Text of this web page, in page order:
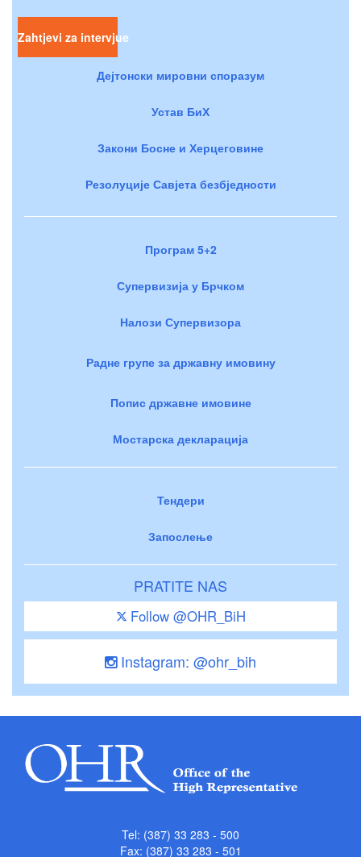
Zahtjevi za intervjue
Дејтонски мировни споразум
Устав БиХ
Закони Босне и Херцеговине
Резолуције Савјета безбједности
Програм 5+2
Супервизија у Брчком
Налози Супервизора
Радне групе за државну имовину
Попис државне имовине
Мостарска декларација
Тендери
Запослење
PRATITE NAS
Follow @OHR_BiH
Instagram: @ohr_bih
Tel: (387) 33 283 - 500
Fax: (387) 33 283 - 501